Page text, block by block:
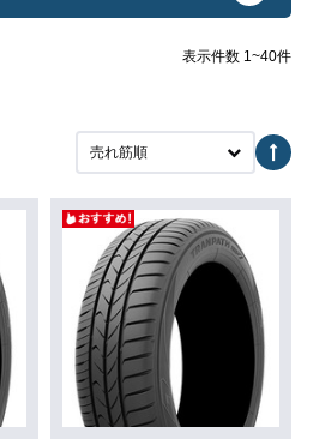
表示件数 1~40件
売れ筋順